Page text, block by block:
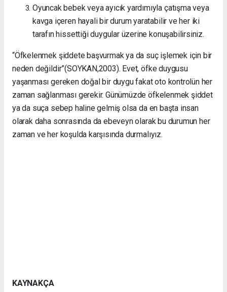
Oyuncak bebek veya ayıcık yardımıyla çatışma veya
kavga içeren hayali bir durum yaratabilir ve her iki
tarafın hissettiği duygular üzerine konuşabilirsiniz.
“Öfkelenmek şiddete başvurmak ya da suç işlemek için bir
neden değildir”(SOYKAN,2003). Evet, öfke duygusu
yaşanması gereken doğal bir duygu fakat oto kontrolün her
zaman sağlanması gerekir. Günümüzde öfkelenmek şiddet
ya da suça sebep haline gelmiş olsa da en başta insan
olarak daha sonrasında da ebeveyn olarak bu durumun her
zaman ve her koşulda karşısında durmalıyız.
KAYNAKÇA